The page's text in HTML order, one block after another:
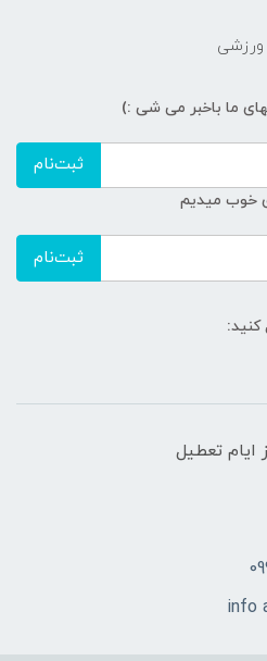
ورزشی
ما باخبر می شی :)
ثبت‌نام
خوب میدیم
ثبت‌نام
کنید:
info